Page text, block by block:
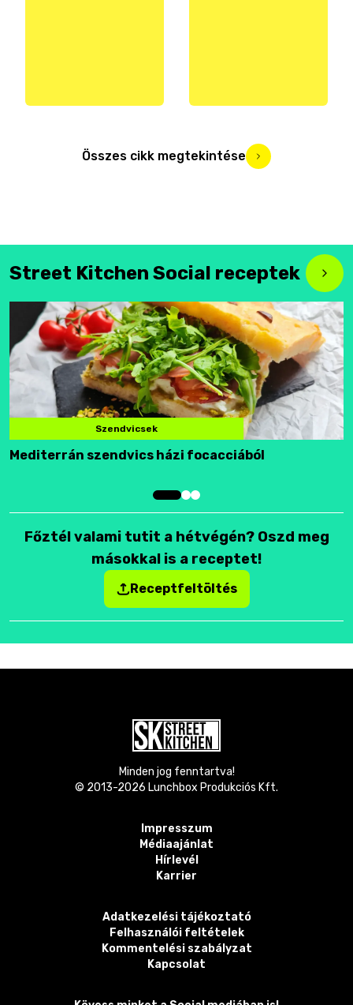
Összes cikk megtekintése
Street Kitchen Social receptek
Szendvicsek
Mediterrán szendvics házi focacciából
Főztél valami tutit a hétvégén? Oszd meg
másokkal is a receptet!
Receptfeltöltés
Minden jog fenntartva!
© 2013-2026 Lunchbox Produkciós Kft.
Impresszum
Médiaajánlat
Hírlevél
Karrier
Adatkezelési tájékoztató
Felhasználói feltételek
Kommentelési szabályzat
Kapcsolat